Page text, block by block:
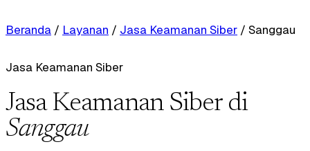
Beranda / Layanan / Jasa Keamanan Siber / Sanggau
Jasa Keamanan Siber
Jasa Keamanan Siber di
Sanggau